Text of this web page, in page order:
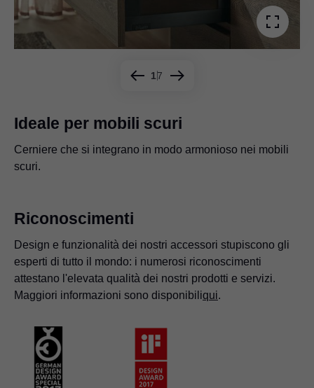
17
Ideale per mobili scuri
Cerniere che si integrano in modo armonioso nei mobili
scuri.
Create linee marcanti che attirano l'attenzione
combinando le nostre cerniere con superfici diverse.
Le nostre cerniere vi offrono una grande libertà quando
progettate i vostri mobili.
Grazie a speciali tecniche di fissaggio, le nostre cerniere
sono adatte a un'ampia varietà di materiali.
La flessibilità delle nostre cerniere è fondamentale,
soprattutto quando lo spazio è ridotto.
Con le nostre cerniere è possibile creare opzioni di
stivaggio intelligenti.
Il sistema di ammortizzazione BLUMOTION può essere
disattivato se necessario ed è ideale per ante alte.
Riconoscimenti
Design e funzionalità dei nostri accessori stupiscono gli
esperti di tutto il mondo: i numerosi riconoscimenti
attestano l'elevata qualità dei nostri prodotti e servizi.
Maggiori informazioni sono disponibiliqui.